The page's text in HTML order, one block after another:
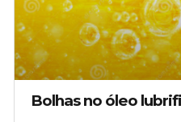
Bolhas no óleo